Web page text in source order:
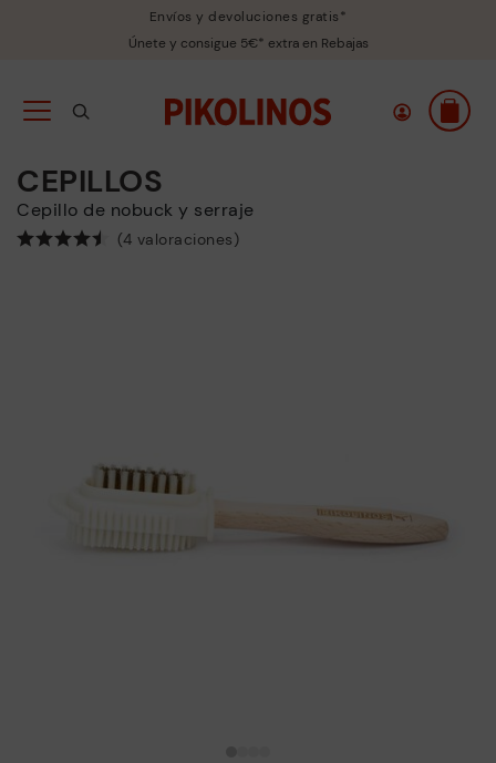
Envíos y devoluciones gratis*
Únete y consigue 5€* extra en Rebajas
CEPILLOS
Cepillo de nobuck y serraje
(4 valoraciones)